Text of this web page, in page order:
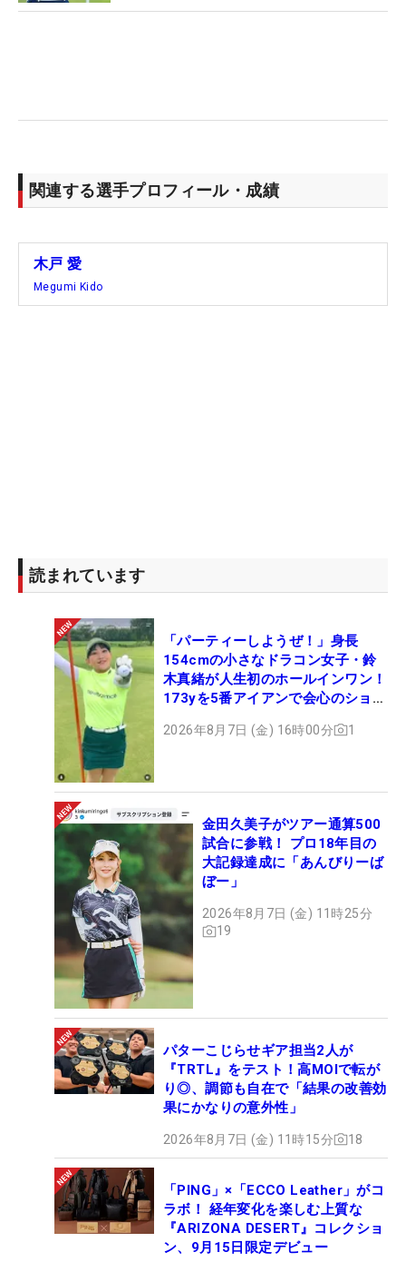
関連する選手プロフィール・成績
木戸 愛
Megumi Kido
読まれています
「パーティーしようぜ！」身長
154cmの小さなドラコン女子・鈴
木真緒が人生初のホールインワン！
173yを5番アイアンで会心のショッ
2026年8月7日 (金) 16時00分 1
金田久美子がツアー通算500
試合に参戦！ プロ18年目の
大記録達成に「あんびりーば
ぼー」
2026年8月7日 (金) 11時25分
19
パターこじらせギア担当2人が
『TRTL』をテスト！高MOIで転が
り◎、調節も自在で「結果の改善効
果にかなりの意外性」
2026年8月7日 (金) 11時15分 18
「PING」×「ECCO Leather」がコ
ラボ！ 経年変化を楽しむ上質な
『ARIZONA DESERT』コレクショ
ン、9月15日限定デビュー